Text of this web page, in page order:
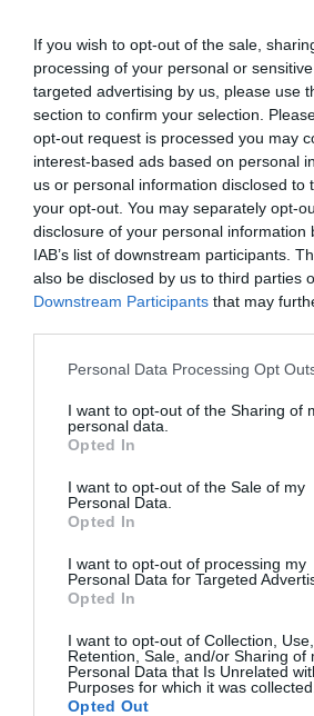
If you wish to opt-out of the sale,
processing of your personal or
targeted advertising by us, please use
section to confirm your selection.
opt-out request is processed you may
interest-based ads based on personal
us or personal information disclosed to
your opt-out. You may separately opt-
disclosure of your personal information
IAB’s list of downstream participants.
also be disclosed by us to third parties
Downstream Participants that may
Personal Data Processing Opt
I want to opt-out of the Sharing of
personal data.
Opted In
I want to opt-out of the Sale of my
Personal Data.
Opted In
I want to opt-out of processing my
Personal Data for Targeted
Opted In
I want to opt-out of Collection, Use,
Retention, Sale, and/or Sharing of
Personal Data that Is Unrelated
Purposes for which it was collected.
Opted Out
Eulogio López 06/08/26 16:47
Marcelo Gullo: “El trabajo
historia, de poner la
desmontar la falsificación,
cristiano"
por Hispanidad
Artículos anteriores
Diario de la corrupción
Audiencia Nacional prorroga
investigación del caso
ingente material incautado
por Redacción
Enormes minucias
por Eulogio López